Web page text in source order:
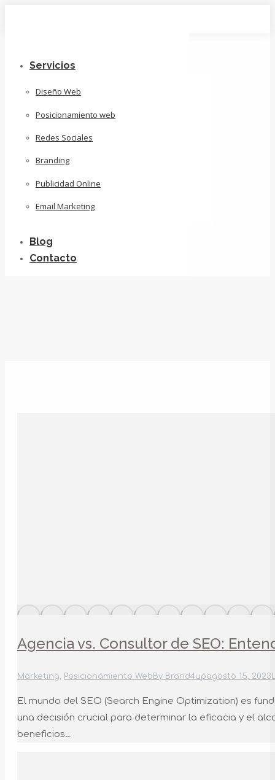
Servicios
Diseño Web
Posicionamiento web
Redes Sociales
Branding
Publicidad Online
Email Marketing
Blog
Contacto
Agencia vs. Consultor de SEO:
Marketing, Posicionamiento Web By Brand4upagosto 15, 2023
El mundo del SEO (Search Engine Optimization) es
una decisión crucial para determinar la eficacia y el
beneficios…